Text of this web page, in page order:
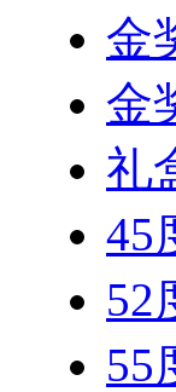
金
金
礼
45
52
55